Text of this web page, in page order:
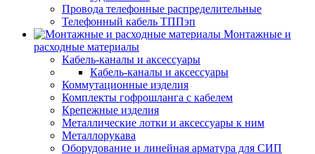
Провода телефонные распределительные
Телефонный кабель ТППэп
Монтажные и
расходные материалы
Кабель-каналы и аксессуары
Кабель-каналы и аксессуары
Коммутационные изделия
Комплекты гофрошланга с кабелем
Крепежные изделия
Металлические лотки и аксессуары к ним
Металлорукава
Оборудование и линейная арматура для СИП